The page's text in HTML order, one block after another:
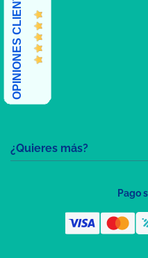
¿Quieres más?
OPINIONES CLIENTES
Pago